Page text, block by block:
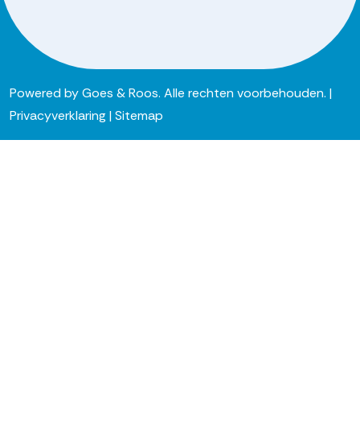
Powered byGoes & Roos. Alle rechten voorbehouden. |
Privacyverklaring |Sitemap